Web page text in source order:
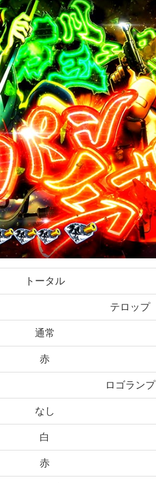
トータル
テロップ
通常
赤
ロゴランプ
なし
白
赤